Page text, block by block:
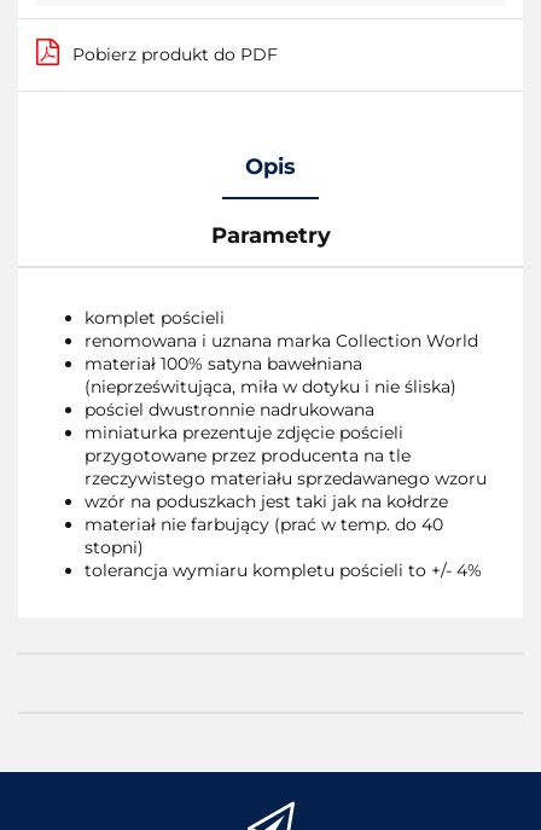
Pobierz produkt do PDF
Opis
Parametry
komplet pościeli
renomowana i uznana marka Collection World
materiał 100% satyna bawełniana
(nieprześwitująca, miła w dotyku i nie śliska)
pościel dwustronnie nadrukowana
miniaturka prezentuje zdjęcie pościeli
przygotowane przez producenta na tle
rzeczywistego materiału sprzedawanego wzoru
wzór na poduszkach jest taki jak na kołdrze
materiał nie farbujący (prać w temp. do 40
stopni)
tolerancja wymiaru kompletu pościeli to +/- 4%